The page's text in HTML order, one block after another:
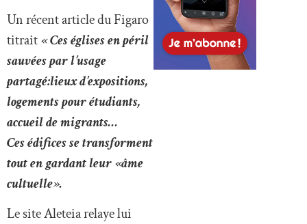
Un récent article du Figaro
titrait« Ces églises en péril
sauvées par l’usage
partagé:lieux d’expositions,
logements pour étudiants,
accueil de migrants…
Ces édifices se transforment
tout en gardant leur «âme
cultuelle».
Le site Aleteia relaye lui